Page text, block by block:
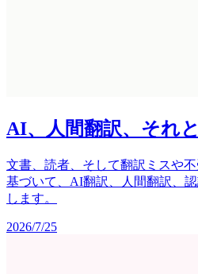
AI、人間翻訳、それ
文書、読者、そして翻訳ミスや
基づいて、AI翻訳、人間翻訳、
します。
2026/7/25